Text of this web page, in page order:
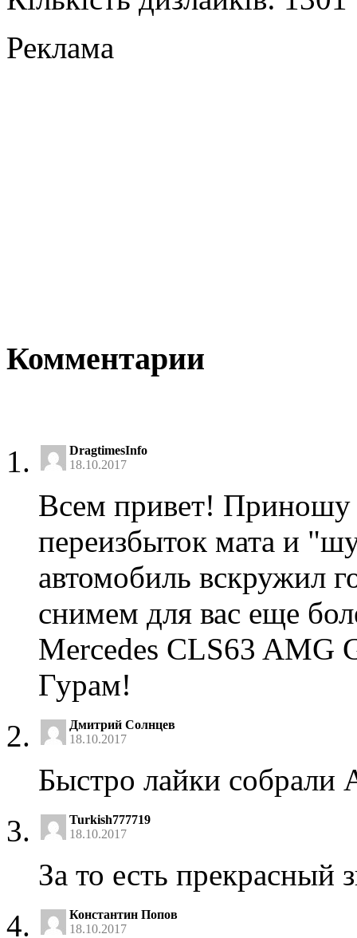
Реклама
Комментарии
DragtimesInfo
18.10.2017
Всем привет! Приношу
переизбыток мата и
автомобиль вскружил
снимем для вас еще
Mercedes CLS63 AMG
Гурам!
Дмитрий Солнцев
18.10.2017
Быстро лайки собрали
Turkish777719
18.10.2017
За то есть прекрасный
Константин Попов
18.10.2017